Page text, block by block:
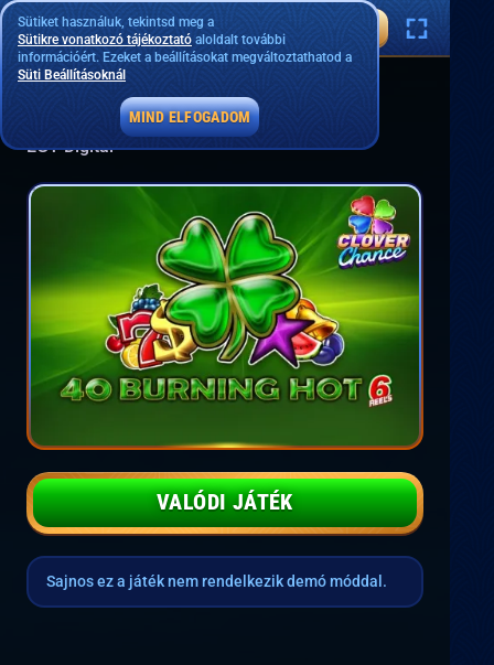
40 Burning Hot 6 reels
EGT Digital
VALÓDI JÁTÉK
Sajnos ez a játék nem rendelkezik demó móddal.
Sütiket használuk, tekintsd meg a
Sütikre vonatkozó tájékoztató aloldalt további
információért. Ezeket a beállításokat megváltoztathatod a
Süti Beállításoknál
MIND ELFOGADOM